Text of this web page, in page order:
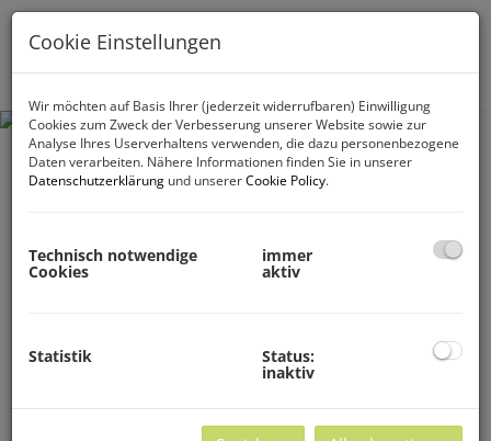
Cookie Einstellungen
Wir möchten auf Basis Ihrer (jederzeit widerrufbaren) Einwilligung
Cookies zum Zweck der Verbesserung unserer Website sowie zur
Analyse Ihres Userverhaltens verwenden, die dazu personenbezogene
Daten verarbeiten. Nähere Informationen finden Sie in unserer
Datenschutzerklärung und unsererCookie Policy.
Technisch notwendige
Cookies
immer
aktiv
Statistik Status:
inaktiv